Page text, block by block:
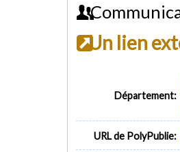
Un lien
Département:
URL de PolyPublie: